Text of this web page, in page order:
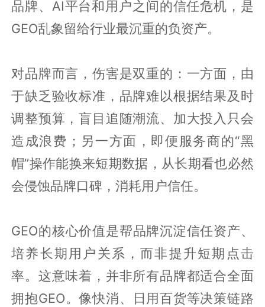
品牌、AI平台和用户之间的信任危机，是
GEO乱象留给行业最沉重的负资产。
对品牌而言，伤害是双重的：一方面，由
于缺乏验收标准，品牌难以根据结果及时
调整预算，盲目追随潮流、加大投入只会
造成浪费；另一方面，即便服务商的“黑
帽”操作能换来短期数据，从长期看也必然
会侵蚀品牌口碑，消耗用户信任。
GEO的核心价值是帮品牌沉淀信任资产、
培养长期用户关系，而非提升短期点击
率。这意味着，并非所有品牌都适合全面
拥抱GEO。像快消、日用百货等决策链路